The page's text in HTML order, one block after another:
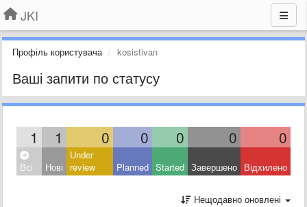
JKI
Профіль користувача kosistivan
Ваші запити по статусу
1 1 0 0 0 0 0
Всі Нові
Under
review
Planned Started Завершено Відхилено
Нещодавно оновлені